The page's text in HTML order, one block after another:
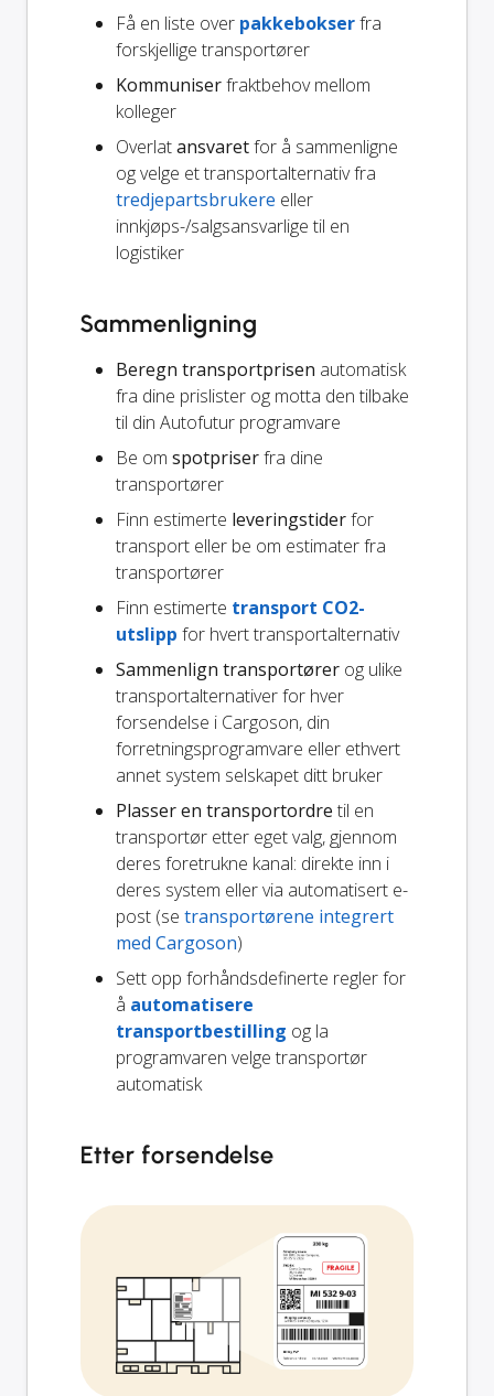
Få en liste over pakkebokserfra
forskjellige transportører
Kommuniserfraktbehov mellom
kolleger
Overlatansvaretfor å sammenligne
og velge et transportalternativ fra
tredjepartsbrukere eller
innkjøps-/salgsansvarlige til en
logistiker
Sammenligning
Beregn transportprisen automatisk
fra dine prislister og motta den tilbake
til din Autofutur programvare
Be om spotpriserfra dine
transportører
Finn estimerte leveringstiderfor
transport eller be om estimater fra
transportører
Finn estimerte transport CO2-
utslipp for hvert transportalternativ
Sammenlign transportører og ulike
transportalternativer for hver
forsendelse i Cargoson, din
forretningsprogramvare eller ethvert
annet system selskapet ditt bruker
Plasser en transportordre til en
transportør etter eget valg, gjennom
deres foretrukne kanal: direkte inn i
deres system eller via automatisert e-
post (se transportørene integrert
med Cargoson)
Sett opp forhåndsdefinerte regler for
å automatisere
transportbestilling og la
programvaren velge transportør
automatisk
Etter forsendelse